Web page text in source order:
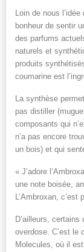
Loin de nous
bonheur de sentir
des parfums
naturels et
produits
coumarine est
La synthèse
pas distiller
composants qui
n’a pas encore
un bois) et qui
« J’adore
une note boisée,
L’Ambroxan,
D’ailleurs, certains
overdose. C’est le
Molecules, où il